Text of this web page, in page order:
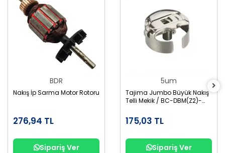
BDR
Nakış İp Sarma Motor Rotoru
276,94 TL
Sipariş Ver
5um
Tajima Jumbo Büyük Nakış
Telli Mekik / BC-DBM(Z2)-
175,03 TL
Sipariş Ver